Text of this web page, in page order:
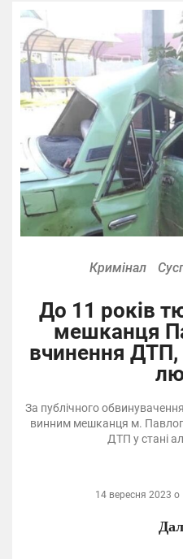
Кримінал
До 11 років
мешканця
вчинення ДТП,
За публічного
винним мешканця м.
ДТП у стані
14 вересня 2023 о